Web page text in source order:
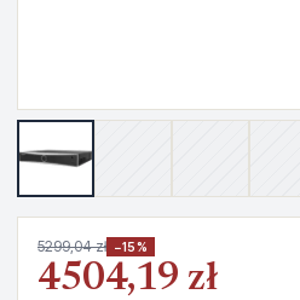
5299,04 zł −15%
4504,19 zł